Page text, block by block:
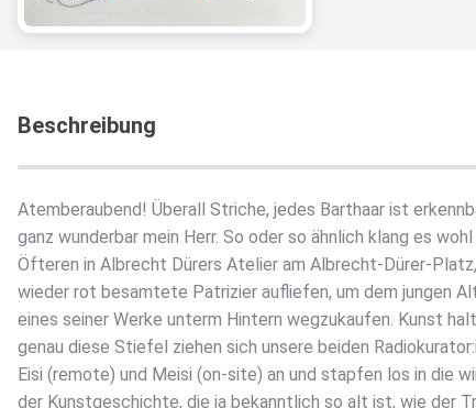
Beschreibung
Atemberaubend! Überall Striche, jedes Barthaar ist
ganz wunderbar mein Herr. So oder so ähnlich klang es
Öfteren in Albrecht Dürers Atelier am Albrecht-Dürer-
wieder rot besamtete Patrizier aufliefen, um dem jungen
eines seiner Werke unterm Hintern wegzukaufen. Kunst
genau diese Stiefel ziehen sich unsere beiden
Eisi (remote) und Meisi (on-site) an und stapfen los in die
der Kunstgeschichte, die ja bekanntlich so alt ist, wie der